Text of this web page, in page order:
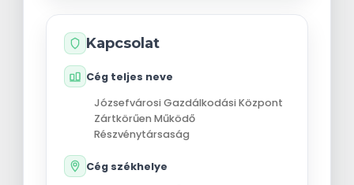
Kapcsolat
Cég teljes neve
Józsefvárosi Gazdálkodási Központ
Zártkörűen Működő
Részvénytársaság
Cég székhelye